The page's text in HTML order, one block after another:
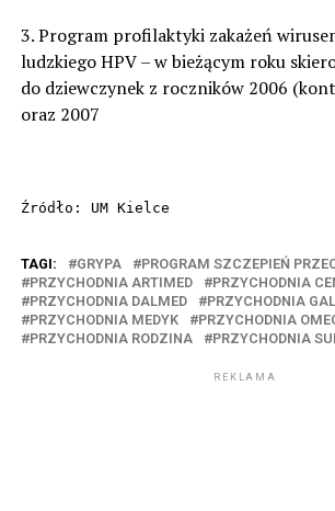
3. Program profilaktyki zakażeń
ludzkiego HPV – w bieżącym roku
do dziewczynek z roczników 2006
oraz 2007
Źródło: UM Kielce
TAGI: GRYPA
PROGRAM SZCZEPIEŃ
PRZYCHODNIA ARTIMED
PRZYCHODNIA
PRZYCHODNIA DALMED
PRZYCHODNIA
PRZYCHODNIA MEDYK
PRZYCHODNIA
PRZYCHODNIA RODZINA
PRZYCHODNIA
REKLAMA